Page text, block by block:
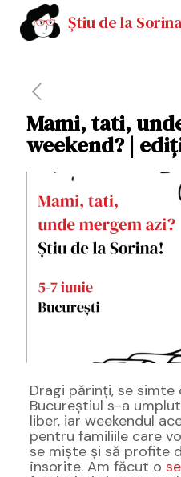
Știu de la Sorina
Mami, tati,
weekend? |
Dragi părinți, se simte
Bucureștiul s-a
liber, iar weekendul
pentru familiile care
se miște și să profite
însorite. Am făcut o